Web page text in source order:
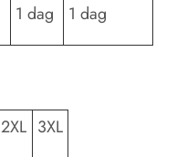
1 dag 1 dag
2XL 3XL